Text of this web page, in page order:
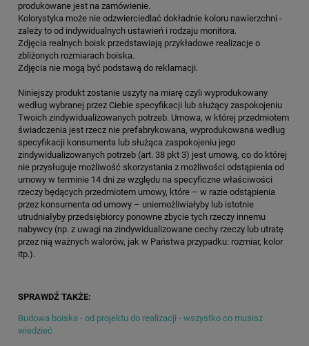
produkowane jest na zamówienie.
Kolorystyka może nie odzwierciedlać dokładnie koloru nawierzchni -
zależy to od indywidualnych ustawień i rodzaju monitora.
Zdjęcia realnych boisk przedstawiają przykładowe realizacje o
zbliżonych rozmiarach boiska.
Zdjęcia nie mogą być podstawą do reklamacji.
Niniejszy produkt zostanie uszyty na miarę czyli wyprodukowany
według wybranej przez Ciebie specyfikacji lub służący zaspokojeniu
Twoich zindywidualizowanych potrzeb. Umowa, w której przedmiotem
świadczenia jest rzecz nie prefabrykowana, wyprodukowana według
specyfikacji konsumenta lub służąca zaspokojeniu jego
zindywidualizowanych potrzeb (art. 38 pkt 3) jest umową, co do której
nie przysługuje możliwość skorzystania z możliwości odstąpienia od
umowy w terminie 14 dni ze względu na specyficzne właściwości
rzeczy będących przedmiotem umowy, które – w razie odstąpienia
przez konsumenta od umowy – uniemożliwiałyby lub istotnie
utrudniałyby przedsiębiorcy ponowne zbycie tych rzeczy innemu
nabywcy (np. z uwagi na zindywidualizowane cechy rzeczy lub utratę
przez nią ważnych walorów, jak w Państwa przypadku: rozmiar, kolor
itp.).
SPRAWDŹ TAKŻE:
Budowa boiska - od projektu do realizacji - wszystko co musisz
wiedzieć